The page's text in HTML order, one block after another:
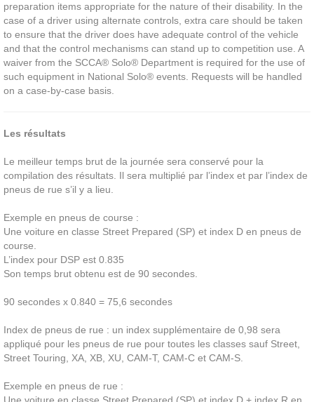
preparation items appropriate for the nature of their disability. In the
case of a driver using alternate controls, extra care should be taken
to ensure that the driver does have adequate control of the vehicle
and that the control mechanisms can stand up to competition use. A
waiver from the SCCA® Solo® Department is required for the use of
such equipment in National Solo® events. Requests will be handled
on a case-by-case basis.
Les résultats
Le meilleur temps brut de la journée sera conservé pour la
compilation des résultats. Il sera multiplié par l’index et par l’index de
pneus de rue s’il y a lieu.
Exemple en pneus de course :
Une voiture en classe Street Prepared (SP) et index D en pneus de
course.
L’index pour DSP est 0.835
Son temps brut obtenu est de 90 secondes.
90 secondes x 0.840 = 75,6 secondes
Index de pneus de rue : un index supplémentaire de 0,98 sera
appliqué pour les pneus de rue pour toutes les classes sauf Street,
Street Touring, XA, XB, XU, CAM-T, CAM-C et CAM-S.
Exemple en pneus de rue :